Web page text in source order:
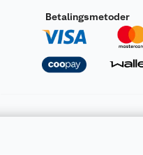
Betalingsmetoder